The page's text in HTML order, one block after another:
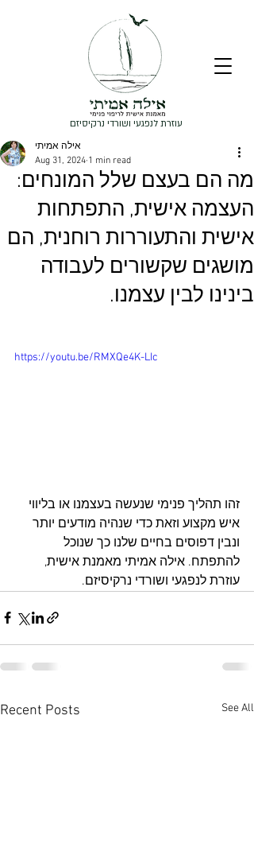
עוזרת לנפגעי ושורדי נרקיסיזם
מה הם בעצם שלל המונחים:
העצמה אישית, התפתחות
אישית והתעוררות רוחנית, הם
מושגים שקשורים לעבודה
בינינו לבין עצמנו.
אילה אמיתי
Aug 31, 2024 1 min read
https://youtu.be/RMXQe4K-LIc
זהו תהליך פנימי שנעשה בעצמנו או בליווי
איש מקצוע וזאת כדי שנהיה מודעים יותר
ונבין דפוסים בחיים שלנו כך שנוכל
להתפתח. אילה אמיתי מאמנת אישית,
עוזרת לנפגעי ושורדי נרקיסיזם.
Recent Posts See All